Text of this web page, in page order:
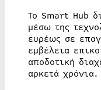
Το Smart Hub
μέσω της
ευρέως σε
εμβέλεια
αποδοτική
αρκετά χρόνια.